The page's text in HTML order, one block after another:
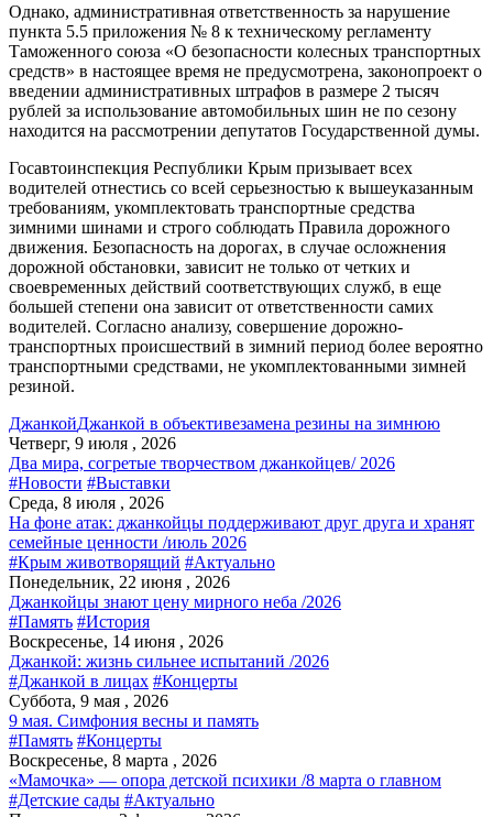
Однако, административная ответственность за нарушение
пункта 5.5 приложения № 8 к техническому регламенту
Таможенного союза «О безопасности колесных транспортных
средств» в настоящее время не предусмотрена, законопроект о
введении административных штрафов в размере 2 тысяч
рублей за использование автомобильных шин не по сезону
находится на рассмотрении депутатов Государственной думы.
Госавтоинспекция Республики Крым призывает всех
водителей отнестись со всей серьезностью к вышеуказанным
требованиям, укомплектовать транспортные средства
зимними шинами и строго соблюдать Правила дорожного
движения. Безопасность на дорогах, в случае осложнения
дорожной обстановки, зависит не только от четких и
своевременных действий соответствующих служб, в еще
большей степени она зависит от ответственности самих
водителей. Согласно анализу, совершение дорожно-
транспортных происшествий в зимний период более вероятно
транспортными средствами, не укомплектованными зимней
резиной.
ДжанкойДжанкой в объективезамена резины на зимнюю
Четверг, 9 июля , 2026
Два мира, согретые творчеством джанкойцев/ 2026
#Новости #Выставки
Среда, 8 июля , 2026
На фоне атак: джанкойцы поддерживают друг друга и хранят
семейные ценности /июль 2026
#Крым животворящий #Актуально
Понедельник, 22 июня , 2026
Джанкойцы знают цену мирного неба /2026
#Память #История
Воскресенье, 14 июня , 2026
Джанкой: жизнь сильнее испытаний /2026
#Джанкой в лицах #Концерты
Суббота, 9 мая , 2026
9 мая. Симфония весны и память
#Память #Концерты
Воскресенье, 8 марта , 2026
«Мамочка» — опора детской психики /8 марта о главном
#Детские сады #Актуально